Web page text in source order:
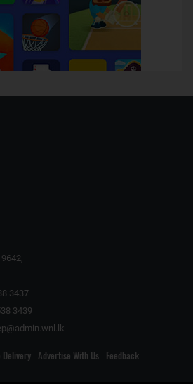
3437
3439
Delivery Advertise With Us Feedback